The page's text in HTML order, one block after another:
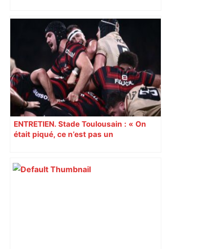
ENTRETIEN. Stade Toulousain : « On
était piqué, ce n’est pas un